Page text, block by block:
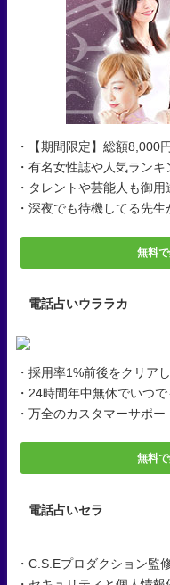
・【期間限定】総額8,000
・有名女性誌や人気ラン
・タレントや芸能人も御
・深夜でも待機してる先
無料
電話占いウララカ
・採用率1%前後をクリア
・24時間年中無休でいつ
・万全のカスタマーサポ
無料
電話占いセラ
・C.S.Eプロダクション監